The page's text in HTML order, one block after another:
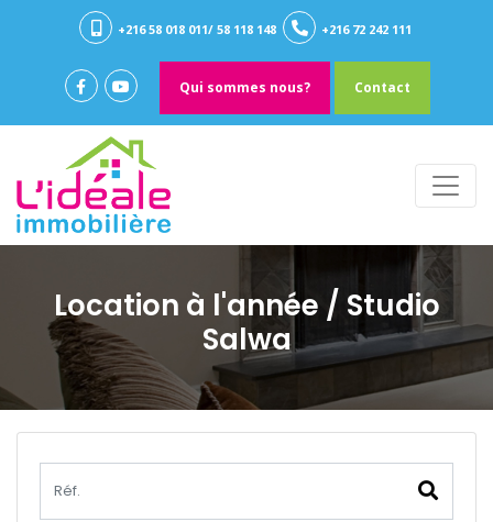
+216 58 018 011/ 58 118 148 +216 72 242 111
Qui sommes nous? Contact
Location à l'année / Studio
Salwa